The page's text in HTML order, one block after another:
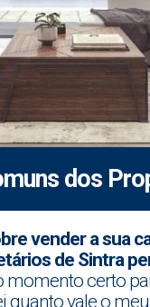
dos
vender a sua
de Sintra
momento certo
quanto vale o